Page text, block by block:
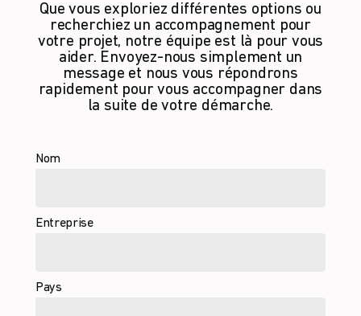
Que vous exploriez différentes options ou
recherchiez un accompagnement pour
votre projet, notre équipe est là pour vous
aider. Envoyez-nous simplement un
message et nous vous répondrons
rapidement pour vous accompagner dans
la suite de votre démarche.
Nom
Entreprise
Pays